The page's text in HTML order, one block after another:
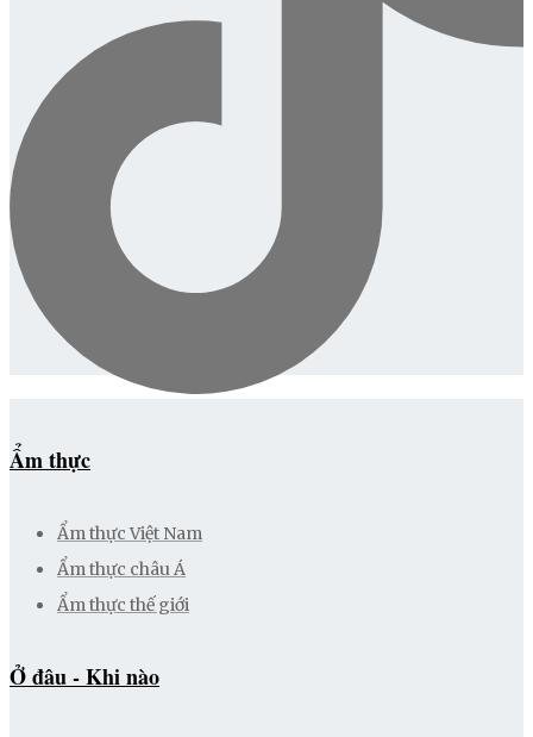
Ẩm thực
Ẩm thực Việt Nam
Ẩm thực châu Á
Ẩm thực thế giới
Ở đâu - Khi nào